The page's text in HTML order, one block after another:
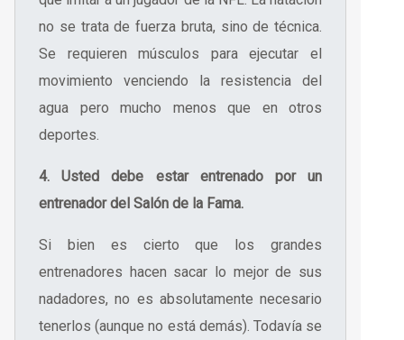
no se trata de fuerza bruta, sino de técnica.
Se requieren músculos para ejecutar el
movimiento venciendo la resistencia del
agua pero mucho menos que en otros
deportes.
4. Usted debe estar entrenado por un
entrenador del Salón de la Fama.
Si bien es cierto que los grandes
entrenadores hacen sacar lo mejor de sus
nadadores, no es absolutamente necesario
tenerlos (aunque no está demás). Todavía se